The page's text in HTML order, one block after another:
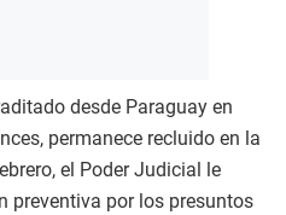
desde Paraguay en
permanece recluido en la
el Poder Judicial le
preventiva por los presuntos